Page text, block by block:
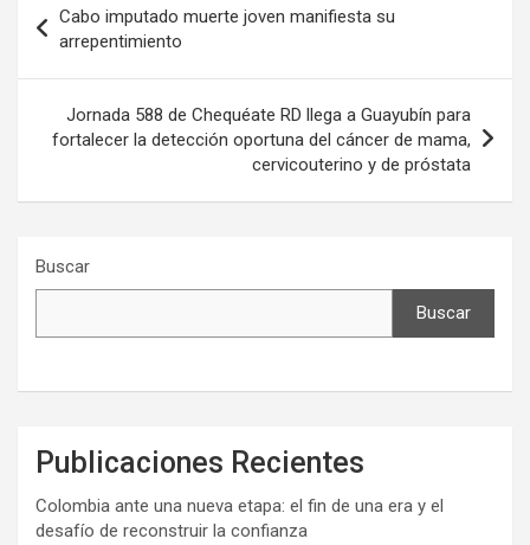
de
entradas
Cabo imputado muerte joven manifiesta su
arrepentimiento
Jornada 588 de Chequéate RD llega a Guayubín para
fortalecer la detección oportuna del cáncer de mama,
cervicouterino y de próstata
Buscar
Buscar
Publicaciones Recientes
Colombia ante una nueva etapa: el fin de una era y el
desafío de reconstruir la confianza